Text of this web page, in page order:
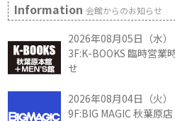
Information会館からのお知らせ
2026年08月05日（水）
3F:K-BOOKS 臨時営業
せ
2026年08月04日（火）
9F:BIG MAGIC 秋葉原